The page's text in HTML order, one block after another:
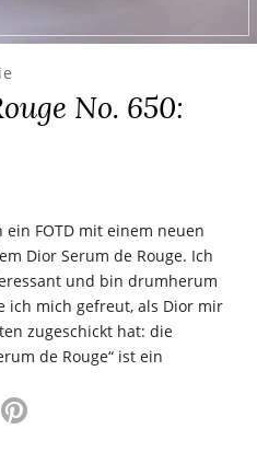
No. 650:
FOTD mit einem neuen
Dior Serum de Rouge. Ich
und bin drumherum
ich mich gefreut, als Dior mir
zugeschickt hat: die
de Rouge“ ist ein